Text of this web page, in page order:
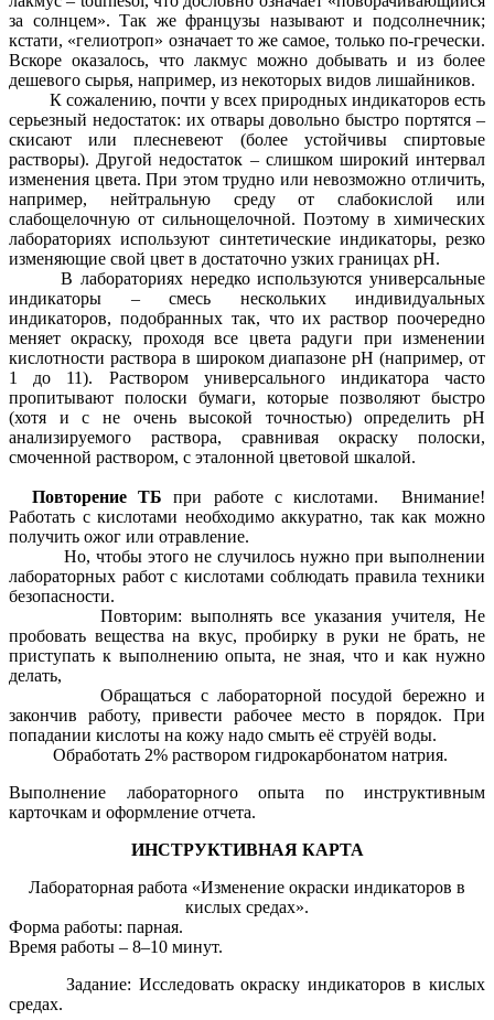
за солнцем». Так же французы называют и подсолнечник;
кстати, «гелиотроп» означает то же самое, только по-гречески.
Вскоре оказалось, что лакмус можно добывать и из более
дешевого сырья, например, из некоторых видов лишайников.
К сожалению, почти у всех природных индикаторов есть
серьезный недостаток: их отвары довольно быстро портятся –
скисают или плесневеют (более устойчивы спиртовые
растворы). Другой недостаток – слишком широкий интервал
изменения цвета. При этом трудно или невозможно отличить,
например, нейтральную среду от слабокислой или
слабощелочную от сильнощелочной. Поэтому в химических
лабораториях используют синтетические индикаторы, резко
изменяющие свой цвет в достаточно узких границах рН.
В лабораториях нередко используются универсальные
индикаторы – смесь нескольких индивидуальных
индикаторов, подобранных так, что их раствор поочередно
меняет окраску, проходя все цвета радуги при изменении
кислотности раствора в широком диапазоне рН (например, от
1 до 11). Раствором универсального индикатора часто
пропитывают полоски бумаги, которые позволяют быстро
(хотя и с не очень высокой точностью) определить рН
анализируемого раствора, сравнивая окраску полоски,
смоченной раствором, с эталонной цветовой шкалой.
Повторение ТБ при работе с кислотами. Внимание!
Работать с кислотами необходимо аккуратно, так как можно
получить ожог или отравление.
Но, чтобы этого не случилось нужно при выполнении
лабораторных работ с кислотами соблюдать правила техники
безопасности.
Повторим: выполнять все указания учителя, Не
пробовать вещества на вкус, пробирку в руки не брать, не
приступать к выполнению опыта, не зная, что и как нужно
делать,
Обращаться с лабораторной посудой бережно и
закончив работу, привести рабочее место в порядок. При
попадании кислоты на кожу надо смыть её струёй воды.
Обработать 2% раствором гидрокарбонатом натрия.
Выполнение лабораторного опыта по инструктивным
карточкам и оформление отчета.
ИНСТРУКТИВНАЯ КАРТА
Лабораторная работа «Изменение окраски индикаторов в
кислых средах».
Форма работы: парная.
Время работы – 8–10 минут.
Задание: Исследовать окраску индикаторов в кислых
средах.